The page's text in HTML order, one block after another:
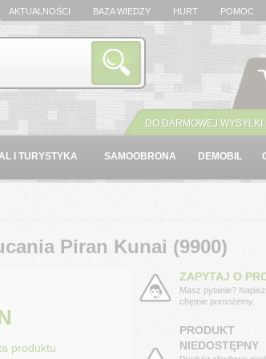
AKTUALNOŚCI BAZA WIEDZY HURT POMOC
DO DARMOWEJ WYSYŁKI
I TURYSTYKA SAMOOBRONA DEMOBIL
Piran Kunai (9900)
produktu
ZAPYTAJ O
Masz pytanie? Napisz
chętnie pomożemy.
PRODUKT
NIEDOSTĘPNY